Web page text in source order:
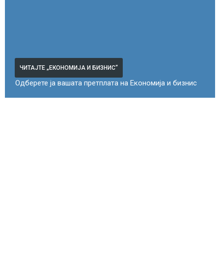
ЧИТАЈТЕ „ЕКОНОМИЈА И БИЗНИС“
Одберете ја вашата претплата на Економија и бизнис